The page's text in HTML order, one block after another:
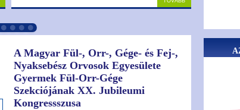
A Magyar Fül-, Orr-, Gége- és Fej-,
Nyaksebész Orvosok Egyesülete
Gyermek Fül-Orr-Gége
Szekciójának XX. Jubileumi
Kongressszusa